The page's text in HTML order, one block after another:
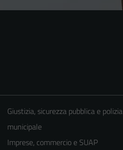
Giustizia, sicurezza pubblica e polizia
municipale
Imprese, commercio e SUAP